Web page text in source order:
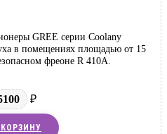
GREE серии Coolany
в помещениях площадью от 15
фреоне R 410A.
₽
КОРЗИНУ